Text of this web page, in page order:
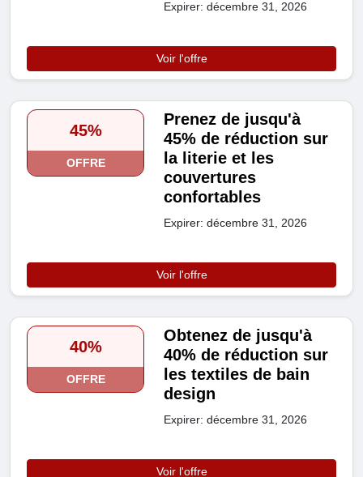
Expirer: décembre 31, 2026
Voir l'offre
45%
OFFRE
Prenez de jusqu'à
45% de réduction sur
la literie et les
couvertures
confortables
Expirer: décembre 31, 2026
Voir l'offre
40%
OFFRE
Obtenez de jusqu'à
40% de réduction sur
les textiles de bain
design
Expirer: décembre 31, 2026
Voir l'offre